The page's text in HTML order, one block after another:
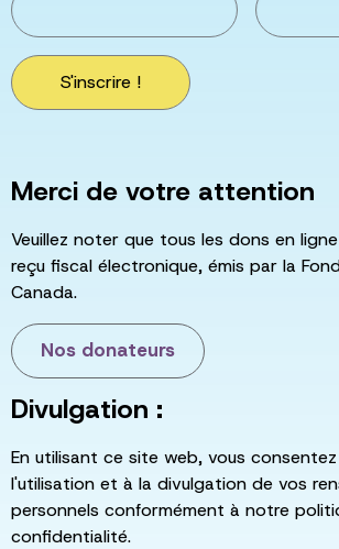
S'inscrire !
Merci de votre attention
Veuillez noter que tous les dons en
reçu fiscal électronique, émis par la
Canada.
Nos donateurs
Divulgation :
En utilisant ce site web, vous
l'utilisation et à la divulgation de vos
personnels conformément à notre
confidentialité.